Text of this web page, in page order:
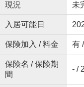
現況 未
入居可能日
保険加入 / 料金 有
保険名 / 保険期
間
- /